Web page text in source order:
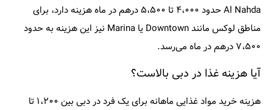
Al Nahda حدود ۴،۰۰۰ تا ۵،۵۰۰ درهم در ماه هزینه دارد، برای
مناطق لوکس مانند Downtown یا Marina نیز این هزینه به حدود
۷،۵۰۰ درهم در ماه می‌رسد.
آیا هزینه غذا در دبی بالاست؟
هزینه خرید مواد غذایی ماهانه برای یک فرد در دبی بین ۱،۲۰۰ تا